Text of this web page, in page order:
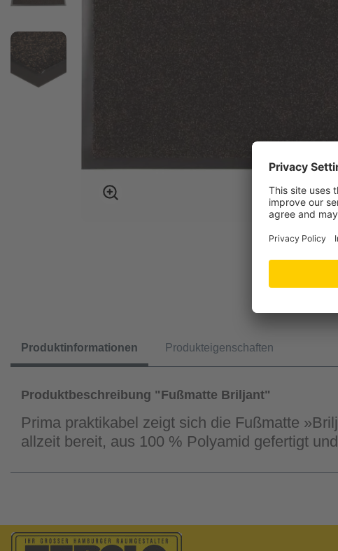
Produktinformationen Produkteigenschaften
Produktbeschreibung "Fußmatte Briljant"
Prima praktikabel zeigt sich die Fußmatte
allzeit bereit, aus 100 % Polyamid gefertigt